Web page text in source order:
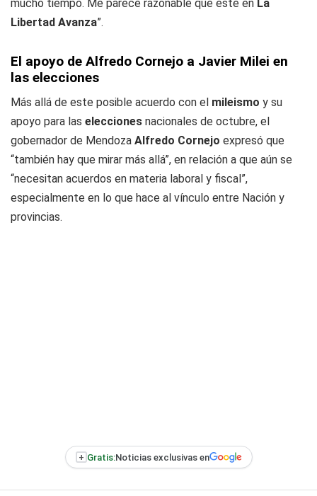
mucho tiempo. Me parece razonable que esté en La
Libertad Avanza”.
El apoyo de Alfredo Cornejo a Javier Milei en
las elecciones
Más allá de este posible acuerdo con el mileismo y su
apoyo para las elecciones nacionales de octubre, el
gobernador de Mendoza Alfredo Cornejo expresó que
“también hay que mirar más allá”, en relación a que aún se
“necesitan acuerdos en materia laboral y fiscal”,
especialmente en lo que hace al vínculo entre Nación y
provincias.
+ Gratis:Noticias exclusivas en